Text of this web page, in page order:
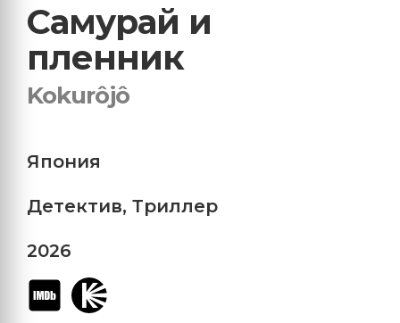
Самурай и
пленник
Kokurôjô
Япония
Детектив, Триллер
2026